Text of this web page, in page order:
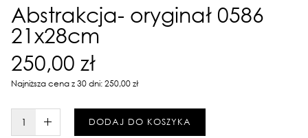
Abstrakcja- oryginał 0586
21x28cm
250,00 zł
Najniższa cena z 30 dni: 250,00 zł
W KOSZYKU :)DODAJ DO KOSZYKA